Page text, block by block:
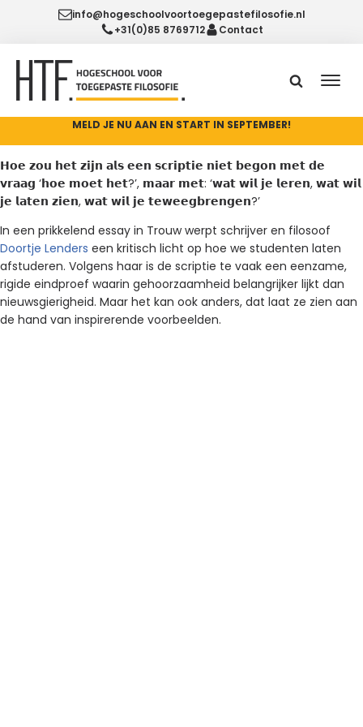
info@hogeschoolvoortoegepastefilosofie.nl
+31(0)85 8769712
Contact
MELD JE NU AAN EN START IN SEPTEMBER!
𝗛𝗼𝗲 𝘇𝗼𝘂 𝗵𝗲𝘁 𝘇𝗶𝗷𝗻 𝗮𝗹𝘀 𝗲𝗲𝗻 𝘀𝗰𝗿𝗶𝗽𝘁𝗶𝗲 𝗻𝗶𝗲𝘁 𝗯𝗲𝗴𝗼𝗻 𝗺𝗲𝘁 𝗱𝗲
𝘃𝗿𝗮𝗮𝗴 ‘𝗵𝗼𝗲 𝗺𝗼𝗲𝘁 𝗵𝗲𝘁?’, 𝗺𝗮𝗮𝗿 𝗺𝗲𝘁: ‘𝘄𝗮𝘁 𝘄𝗶𝗹 𝗷𝗲 𝗹𝗲𝗿𝗲𝗻, 𝘄𝗮𝘁 𝘄𝗶𝗹
𝗷𝗲 𝗹𝗮𝘁𝗲𝗻 𝘇𝗶𝗲𝗻, 𝘄𝗮𝘁 𝘄𝗶𝗹 𝗷𝗲 𝘁𝗲𝘄𝗲𝗲𝗴𝗯𝗿𝗲𝗻𝗴𝗲𝗻?’
In een prikkelend essay in Trouw werpt schrijver en filosoof
Doortje Lenders een kritisch licht op hoe we studenten laten
afstuderen. Volgens haar is de scriptie te vaak een eenzame,
rigide eindproef waarin gehoorzaamheid belangrijker lijkt dan
nieuwsgierigheid. Maar het kan ook anders, dat laat ze zien aan
de hand van inspirerende voorbeelden.